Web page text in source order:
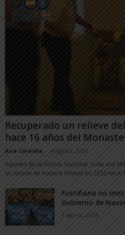
Recuperado un relieve
hace 16 años del
Ana Córdoba - 4 agosto, 2026
Agentes de la Policía Nacional, junto con
un relieve de madera robado en 2010 en el
Fustiñana no
Gobierno de
1 agosto, 2026